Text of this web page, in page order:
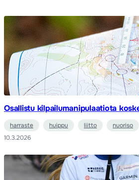
Osallistu kilpailumanipulaatiota
harraste huippu liitto nuoriso
10.3.2026